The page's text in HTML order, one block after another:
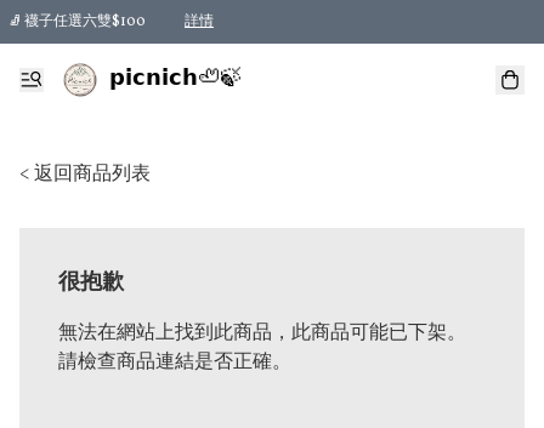
🧦 襪子任選六雙$100 詳情
𝗽𝗶𝗰𝗻𝗶𝗰𝗵🦥🍃
< 返回商品列表
很抱歉
無法在網站上找到此商品，此商品可能已下架。
請檢查商品連結是否正確。